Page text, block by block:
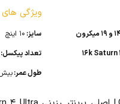
ویژگی
سایز: 10 اینچ
تعداد پیکسل:
طول عمر:بیش از